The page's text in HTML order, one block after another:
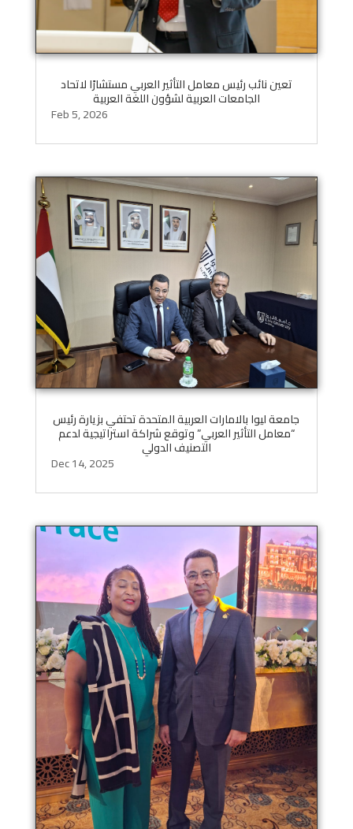
تعين نائب رئيس معامل التأثير العربي مستشارًا لاتحاد
الجامعات العربية لشؤون اللغة العربية
Feb 5, 2026
جامعة ليوا بالامارات العربية المتحدة تحتفي بزيارة رئيس
“معامل التأثير العربي” وتوقع شراكة استراتيجية لدعم
التصنيف الدولي
Dec 14, 2025